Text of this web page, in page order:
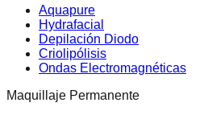
Aquapure
Hydrafacial
Depilación Diodo
Criolipólisis
Ondas Electromagnéticas
Maquillaje Permanente